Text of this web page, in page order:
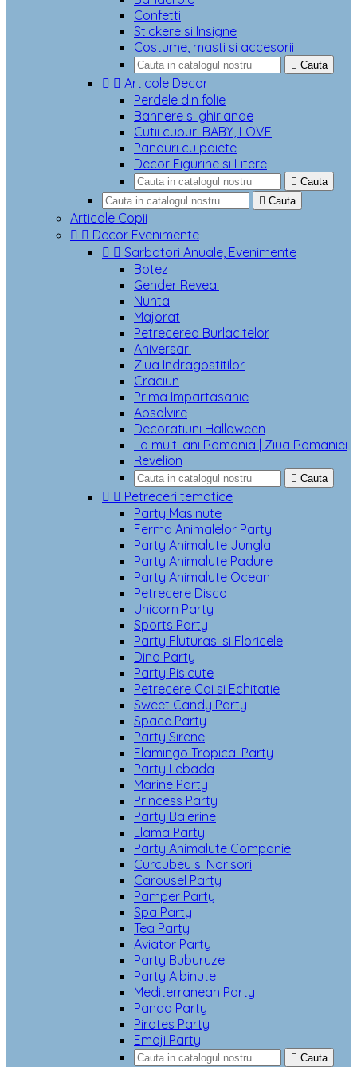
Confetti
Stickere si Insigne
Costume, masti si accesorii
 Cauta
  Articole Decor
Perdele din folie
Bannere si ghirlande
Cutii cuburi BABY, LOVE
Panouri cu paiete
Decor Figurine si Litere
 Cauta
 Cauta
Articole Copii
  Decor Evenimente
  Sarbatori Anuale, Evenimente
Botez
Gender Reveal
Nunta
Majorat
Petrecerea Burlacitelor
Aniversari
Ziua Indragostitilor
Craciun
Prima Impartasanie
Absolvire
Decoratiuni Halloween
La multi ani Romania | Ziua Romaniei
Revelion
 Cauta
  Petreceri tematice
Party Masinute
Ferma Animalelor Party
Party Animalute Jungla
Party Animalute Padure
Party Animalute Ocean
Petrecere Disco
Unicorn Party
Sports Party
Party Fluturasi si Floricele
Dino Party
Party Pisicute
Petrecere Cai si Echitatie
Sweet Candy Party
Space Party
Party Sirene
Flamingo Tropical Party
Party Lebada
Marine Party
Princess Party
Party Balerine
Llama Party
Party Animalute Companie
Curcubeu si Norisori
Carousel Party
Pamper Party
Spa Party
Tea Party
Aviator Party
Party Buburuze
Party Albinute
Mediterranean Party
Panda Party
Pirates Party
Emoji Party
 Cauta